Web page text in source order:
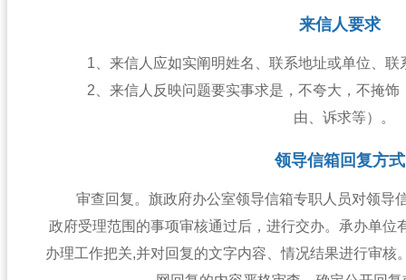
来信人要求
1、来信人应如实阐明姓名、联系地址或单位、
2、来信人反映问题要实事求是，不夸大，不掩
由、诉求等）。
领导信箱回复方式
审查回复。旗政府办公室领导信箱专职人员对领导
政府受理范围的事项审核通过后，进行交办。承办单位
办理工作把关,并对回复的文字内容、情况结果进行审核